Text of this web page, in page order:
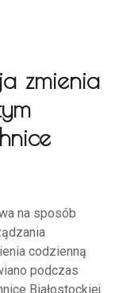
zmienia
na sposób
codzienną
podczas
Białostockiej